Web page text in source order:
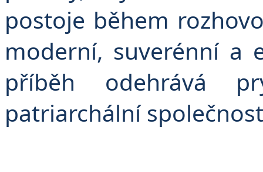
postoje během
moderní, suverénní a
příběh odehrává
patriarchální